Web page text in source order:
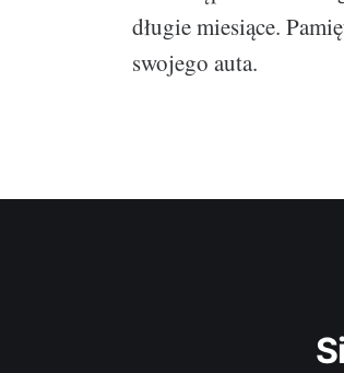
długie miesiące.
swojego auta.